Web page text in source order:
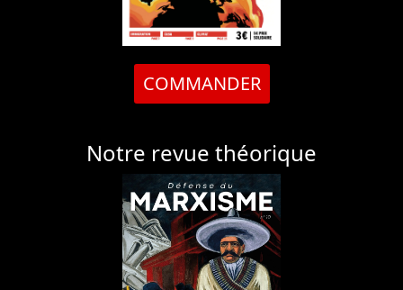
COMMANDER
Notre revue théorique